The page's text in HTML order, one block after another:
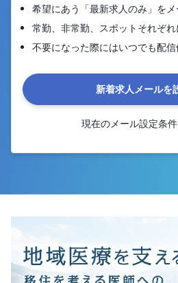
希望にあう「最新求人のみ」を
常勤、非常勤、スポットそれぞ
不要になった際にはいつでも配
新着求人メールを
現在のメール設定条